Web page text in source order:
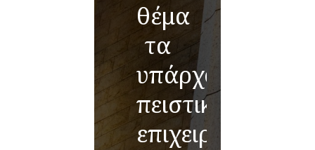
θέμα
τα
υπάρχοντα
πειστικά
επιχειρήματα.”